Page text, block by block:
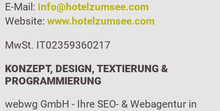
E-Mail: info@hotelzumsee.com
Website: www.hotelzumsee.com
MwSt. IT02359360217
KONZEPT, DESIGN, TEXTIERUNG &
PROGRAMMIERUNG
webwg GmbH - Ihre SEO- & Webagentur in